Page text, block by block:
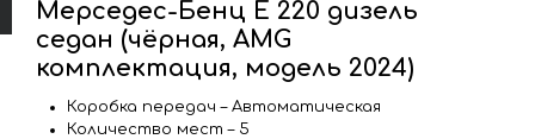
Мерседес-Бенц E 220 дизель
седан (чёрная, AMG
комплектация, модель 2024)
Коробка передач – Автоматическая
Количество мест – 5